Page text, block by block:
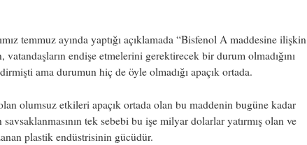
temmuz ayında yaptığı açıklamada “Bisfenol A maddesine ilişkin
endişe etmelerini gerektirecek bir durum olmadığını
ama durumun hiç de öyle olmadığı apaçık ortada.
olumsuz etkileri apaçık ortada olan bu maddenin bugüne kadar
savsaklanmasının tek sebebi bu işe milyar dolarlar yatırmış olan ve
plastik endüstrisinin gücüdür.